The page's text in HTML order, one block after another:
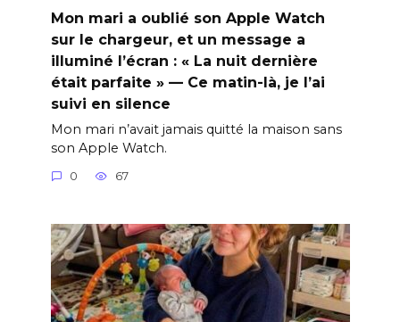
Mon mari a oublié son Apple Watch
sur le chargeur, et un message a
illuminé l’écran : « La nuit dernière
était parfaite » — Ce matin-là, je l’ai
suivi en silence
Mon mari n’avait jamais quitté la maison sans
son Apple Watch.
0 67